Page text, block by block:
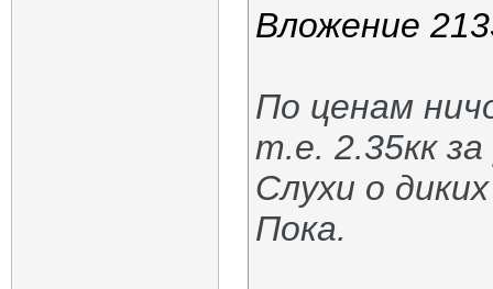
Вложение
По ценам
т.е. 2.35кк
Слухи о
Пока.